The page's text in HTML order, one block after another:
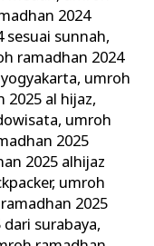
2024
sesuai sunnah,
ramadhan 2024
, umroh
2025 al hijaz,
, umroh
2025
2025 alhijaz
, umroh
2025
surabaya,